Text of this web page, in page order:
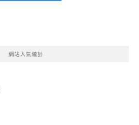
網站人氣統計